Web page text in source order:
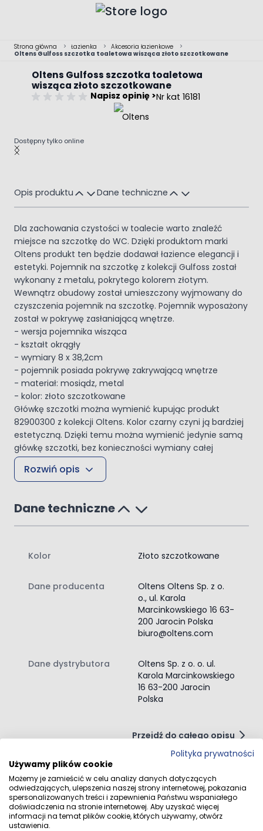
Strona główna > Łazienka > Akcesoria łazienkowe
>
Oltens Gulfoss szczotka toaletowa wisząca złoto szczotkowane
Oltens Gulfoss szczotka toaletowa
wisząca złoto szczotkowane
Napisz opinię >Nr kat 16181
Dostępny tylko online
Main image
Click to view image in fullscreen
Opis produktu Dane techniczne
Dla zachowania czystości w toalecie warto znaleźć
miejsce na szczotkę do WC. Dzięki produktom marki
Oltens produkt ten będzie dodawał łazience elegancji i
estetyki. Pojemnik na szczotkę z kolekcji Gulfoss został
wykonany z metalu, pokrytego kolorem złotym.
Wewnątrz obudowy został umieszczony wyjmowany do
czyszczenia pojemnik na szczotkę. Pojemnik wyposażony
został w pokrywę zasłaniającą wnętrze.
- wersja pojemnika wisząca
- kształt okrągły
- wymiary 8 x 38,2cm
- pojemnik posiada pokrywę zakrywającą wnętrze
- materiał: mosiądz, metal
- kolor: złoto szczotkowane
Główkę szczotki można wymienić kupując produkt
82900300 z kolekcji Oltens. Kolor czarny czyni ją bardziej
estetyczną. Dzięki temu można wymienić jedynie samą
główkę szczotki, bez konieczności wymiany całej
szczotki.
Rozwiń opis
Dane techniczne
Kolor Złoto szczotkowane
Dane producenta
Oltens Oltens Sp. z o.
o., ul. Karola
Marcinkowskiego 16 63-
200 Jarocin Polska
biuro@oltens.com
Dane dystrybutora
Oltens Sp. z o. o. ul.
Karola Marcinkowskiego
16 63-200 Jarocin
Polska
Przejdź do całego opisu
Opinie klientów
Polityka prywatności
Używamy plików cookie
Możemy je zamieścić w celu analizy danych dotyczących
odwiedzających, ulepszenia naszej strony internetowej, pokazania
spersonalizowanych treści i zapewnienia Państwu wspaniałego
doświadczenia na stronie internetowej. Aby uzyskać więcej
informacji na temat plików cookie, których używamy, otwórz
ustawienia.